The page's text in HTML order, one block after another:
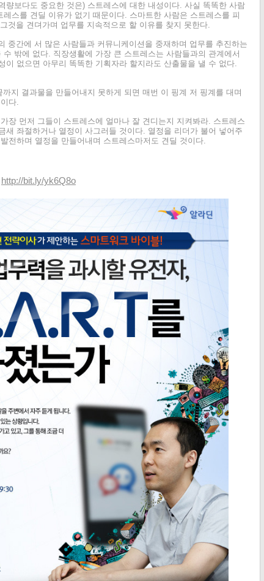
량보다도 중요한 것은) 스트레스에 대한 내성이다. 사실 똑똑한 사람
스를 견딜 이유가 없기 때문이다. 스마트한 사람은 스트레스를 피
것을 견뎌가며 업무를 지속적으로 할 이유를 찾지 못한다.
중간에 서 많은 사람들과 커뮤니케이션을 중재하며 업무를 추진하는
밖에 없다. 직장생활에 가장 큰 스트레스는 사람들과의 관계에서
이 없으면 아무리 똑똑한 기획자라 할지라도 산출물을 낼 수 없다.
지 결과물을 만들어내지 못하게 되면 매번 이 핑계 저 핑계를 대며
다.
장 먼저 그들이 스트레스에 얼마나 잘 견디는지 지켜봐라. 스트레스
새 좌절하거나 열정이 사그러들 것이다. 열정을 리더가 불어 넣어주
전하며 열정을 만들어내며 스트레스마저도 견딜 것이다.
http://bit.ly/yk6Q8o